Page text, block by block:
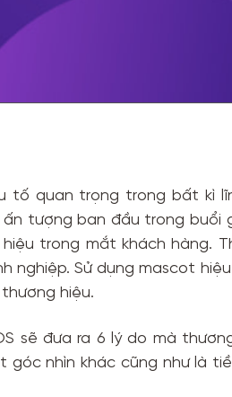
tố quan trọng trong bất kì
tượng ban đầu trong buổi
trong mắt khách hàng.
nghiệp. Sử dụng mascot
hiệu.
sẽ đưa ra 6 lý do mà
góc nhìn khác cũng như là